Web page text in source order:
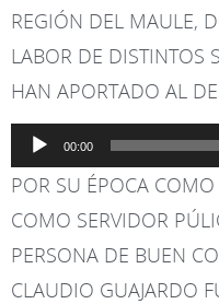
REGIÓN DEL MAULE,
LABOR DE DISTINTOS
HAN APORTADO AL
Reproductor
de
audio
00:00
POR SU ÉPOCA
COMO SERVIDOR
PERSONA DE BUEN
CLAUDIO GUAJARDO